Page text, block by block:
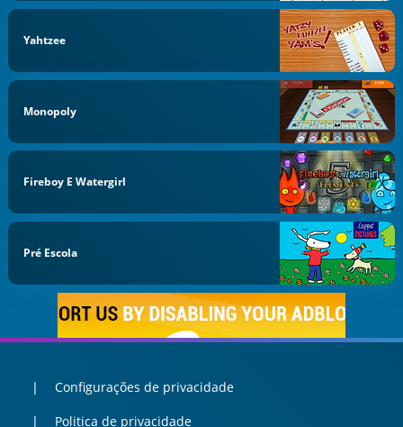
Yahtzee
Monopoly
Fireboy E Watergirl
Pré Escola
Configurações de privacidade
Politica de privacidade